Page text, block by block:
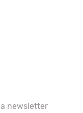
newsletter